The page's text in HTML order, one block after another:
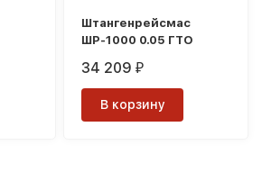
Штангенрейсмас
ШР-1000 0.05 ГТО
34 209₽
В корзину